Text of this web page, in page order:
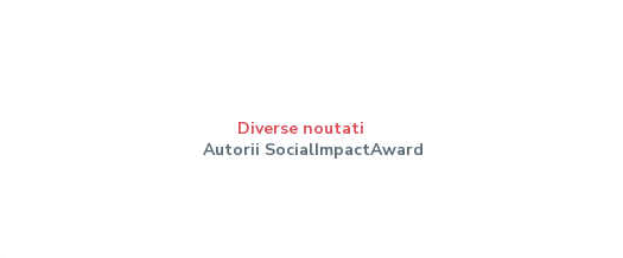
Diverse noutati
Autorii SocialImpactAward